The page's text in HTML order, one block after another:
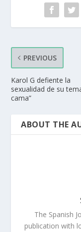
PREVIOUS
Karol G defiente la
sexualidad de su
cama”
ABOUT THE
The Spanish
publication with